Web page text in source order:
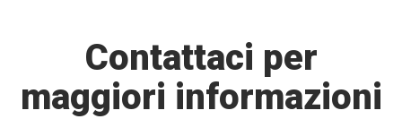
Contattaci per
maggiori informazioni